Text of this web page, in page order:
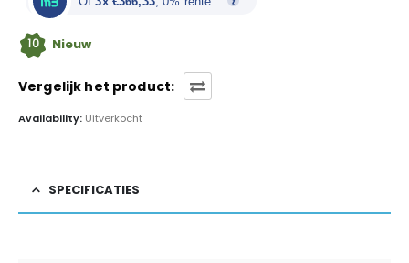
€ 1.599,00.€ 1.099,00.
10 Nieuw
Vergelijk het product:
Availability: Uitverkocht
SPECIFICATIES